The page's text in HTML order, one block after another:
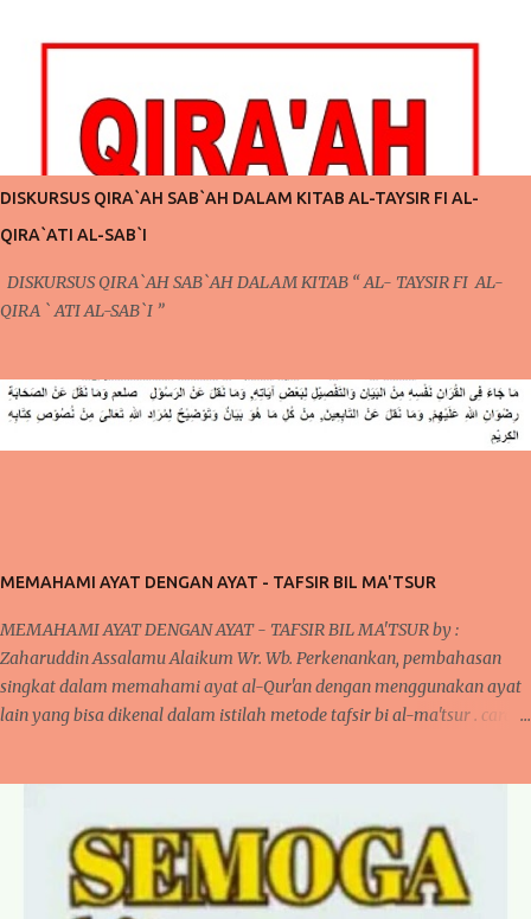
agar bisa menjalankan ibadah yang lebih giat lagi. Perlu kita
langsung telah terdapat keterkaitan dengan apa yang akan kita bahas
pada pertemuan kali ini. Pada pertemuan sebelumnya, mengontrol
pola pikir yang harus dilakukan setiap saat karena ada niat ingin
berubah, niat ingin berubah menjadi lebih baik inilah yang akan kita
bicarakan kali ini. Poin Kedua ; Taubat dan Konsisten (Po...
DISKURSUS QIRA`AH SAB`AH DALAM KITAB AL-TAYSIR FI AL-
QIRA`ATI AL-SAB`I
DISKURSUS QIRA`AH SAB`AH DALAM KITAB “ AL- TAYSIR FI AL-
QIRA ` ATI AL-SAB`I ”
MEMAHAMI AYAT DENGAN AYAT - TAFSIR BIL MA'TSUR
MEMAHAMI AYAT DENGAN AYAT - TAFSIR BIL MA'TSUR by :
Zaharuddin Assalamu Alaikum Wr. Wb. Perkenankan, pembahasan
singkat dalam memahami ayat al-Qur'an dengan menggunakan ayat
lain yang bisa dikenal dalam istilah metode tafsir bi al-ma'tsur . cara
disertai dengan artinya bahwa terlihat di banyak ayat yang
menjelaskan sendiri makna suatu ayat. Kita akan mengupas sedikit
mengenai tafsir, bahwa secara bahasa Arab " fassara " artinya
menjelaskan atau menerangkan sehingga bentuk isimnya "tafsir"